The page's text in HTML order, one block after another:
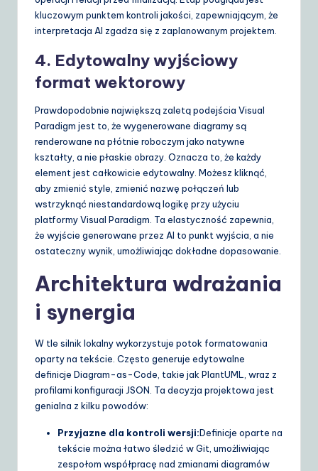
kluczowym punktem kontroli jakości, zapewniającym, że
interpretacja AI zgadza się z zaplanowanym projektem.
4. Edytowalny wyjściowy
format wektorowy
Prawdopodobnie największą zaletą podejścia Visual
Paradigm jest to, że wygenerowane diagramy są
renderowane na płótnie roboczym jako natywne
kształty, a nie płaskie obrazy. Oznacza to, że każdy
element jest całkowicie edytowalny. Możesz kliknąć,
aby zmienić style, zmienić nazwę połączeń lub
wstrzyknąć niestandardową logikę przy użyciu
platformy Visual Paradigm. Ta elastyczność zapewnia,
że wyjście generowane przez AI to punkt wyjścia, a nie
ostateczny wynik, umożliwiając dokładne dopasowanie.
Architektura wdrażania
i synergia
W tle silnik lokalny wykorzystuje potok formatowania
oparty na tekście. Często generuje edytowalne
definicje Diagram-as-Code, takie jak PlantUML, wraz z
profilami konfiguracji JSON. Ta decyzja projektowa jest
genialna z kilku powodów:
Przyjazne dla kontroli wersji:Definicje oparte na
tekście można łatwo śledzić w Git, umożliwiając
zespołom współpracę nad zmianami diagramów